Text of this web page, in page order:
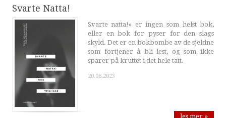
Svarte Natta!
Svarte natta!» er ingen som helst bok,
eller en bok for pyser for den slags
skyld. Det er en bokbombe av de sjeldne
som fortjener å bli lest, og som ikke
sparer på kruttet i det hele tatt.
20.06.2023
les mer »